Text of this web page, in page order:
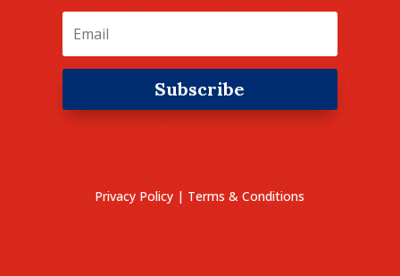
Subscribe
Privacy Policy | Terms & Conditions